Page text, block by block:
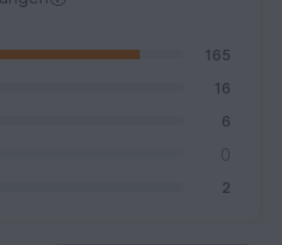
165
16
6
0
2